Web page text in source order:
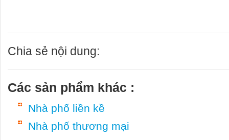
Chia sẻ nội dung:
Các sản phẩm khác :
Nhà phố liền kề
Nhà phố thương mại